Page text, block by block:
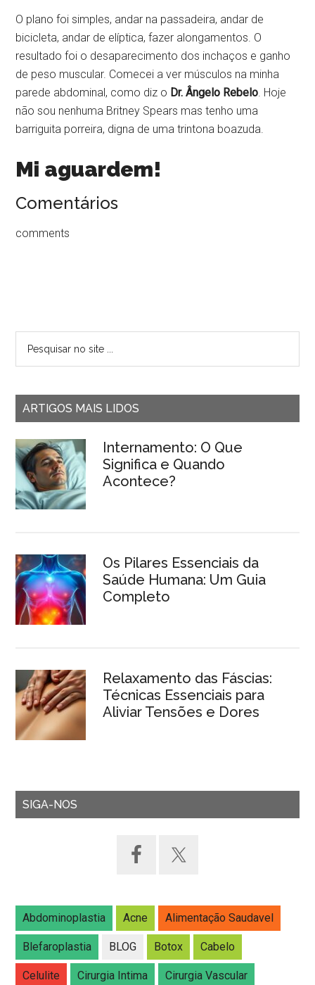
O plano foi simples, andar na passadeira, andar de
bicicleta, andar de elíptica, fazer alongamentos. O
resultado foi o desaparecimento dos inchaços e ganho
de peso muscular. Comecei a ver músculos na minha
parede abdominal, como diz o Dr. Ângelo Rebelo . Hoje
não sou nenhuma Britney Spears mas tenho uma
barriguita porreira, digna de uma trintona boazuda.
Mi aguardem!
Comentários
comments
ARTIGOS MAIS LIDOS
Internamento: O Que
Significa e Quando
Acontece?
Os Pilares Essenciais da
Saúde Humana: Um Guia
Completo
Relaxamento das Fáscias:
Técnicas Essenciais para
Aliviar Tensões e Dores
SIGA-NOS
Abdominoplastia Acne Alimentação Saudavel
Blefaroplastia BLOG Botox Cabelo
Celulite Cirurgia Intima Cirurgia Vascular